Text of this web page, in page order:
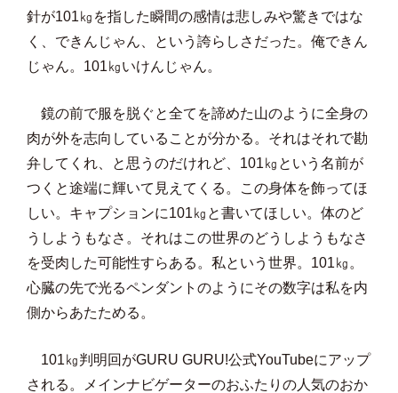
針が101㎏を指した瞬間の感情は悲しみや驚きではな
く、できんじゃん、という誇らしさだった。俺できん
じゃん。101㎏いけんじゃん。
鏡の前で服を脱ぐと全てを諦めた山のように全身の
肉が外を志向していることが分かる。それはそれで勘
弁してくれ、と思うのだけれど、101㎏という名前が
つくと途端に輝いて見えてくる。この身体を飾ってほ
しい。キャプションに101㎏と書いてほしい。体のど
うしようもなさ。それはこの世界のどうしようもなさ
を受肉した可能性すらある。私という世界。101㎏。
心臓の先で光るペンダントのようにその数字は私を内
側からあたためる。
101㎏判明回がGURU GURU!公式YouTubeにアップ
される。メインナビゲーターのおふたりの人気のおか